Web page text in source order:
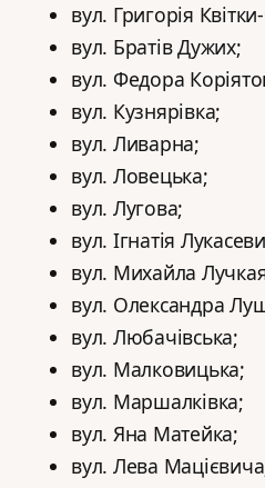
вул. Григорія
вул. Братів Дужих;
вул. Федора
вул. Кузнярівка;
вул. Ливарна;
вул. Ловецька;
вул. Лугова;
вул. Ігнатія
вул. Михайла
вул. Олександра
вул. Любачівська;
вул. Малковицька;
вул. Маршалківка;
вул. Яна Матейка;
вул. Лева